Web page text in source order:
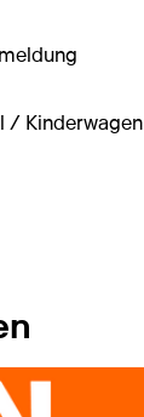
/ Kinderwagen